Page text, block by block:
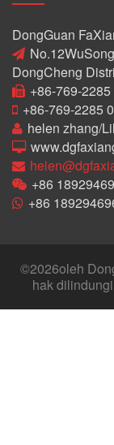
DongGuan
DongCheng
+86-769-
+86-769-2285
helen zhang/
+86
+86
©2026oleh
hak